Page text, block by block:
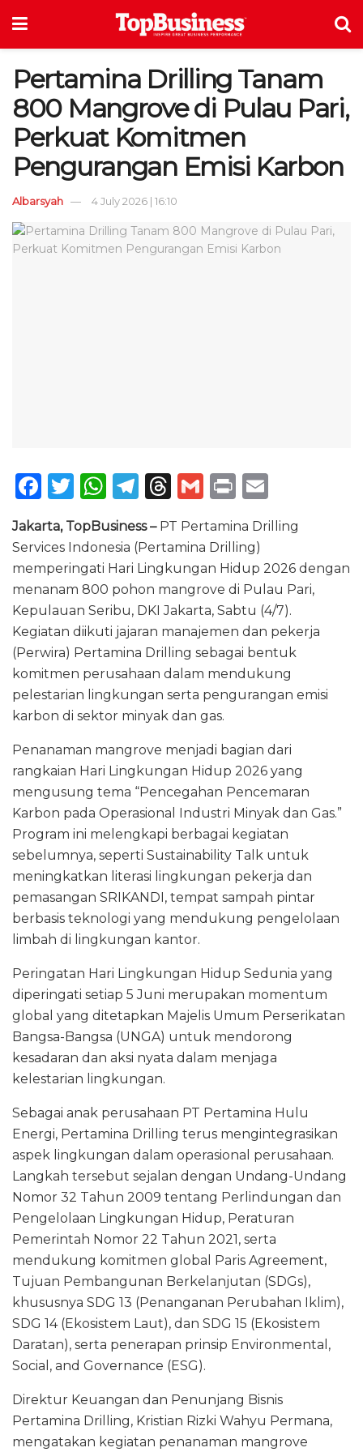
Pertamina Drilling Tanam
800 Mangrove di Pulau Pari,
Perkuat Komitmen
Pengurangan Emisi Karbon
Albarsyah 4 July 2026 | 16:10
F
c
e
b
o
o
k
T
w
it
te
r
W
h
a
ts
A
p
p
T
e
g
ra
m
T
re
a
d
s
G
ai
l
P
n
t
m
ai
l
Jakarta, TopBusiness – PT Pertamina Drilling
Services Indonesia (Pertamina Drilling)
memperingati Hari Lingkungan Hidup 2026 dengan
menanam 800 pohon mangrove di Pulau Pari,
Kepulauan Seribu, DKI Jakarta, Sabtu (4/7).
Kegiatan diikuti jajaran manajemen dan pekerja
(Perwira) Pertamina Drilling sebagai bentuk
komitmen perusahaan dalam mendukung
pelestarian lingkungan serta pengurangan emisi
karbon di sektor minyak dan gas.
Penanaman mangrove menjadi bagian dari
rangkaian Hari Lingkungan Hidup 2026 yang
mengusung tema “Pencegahan Pencemaran
Karbon pada Operasional Industri Minyak dan Gas.”
Program ini melengkapi berbagai kegiatan
sebelumnya, seperti Sustainability Talk untuk
meningkatkan literasi lingkungan pekerja dan
pemasangan SRIKANDI, tempat sampah pintar
berbasis teknologi yang mendukung pengelolaan
limbah di lingkungan kantor.
Peringatan Hari Lingkungan Hidup Sedunia yang
diperingati setiap 5 Juni merupakan momentum
global yang ditetapkan Majelis Umum Perserikatan
Bangsa-Bangsa (UNGA) untuk mendorong
kesadaran dan aksi nyata dalam menjaga
kelestarian lingkungan.
Sebagai anak perusahaan PT Pertamina Hulu
Energi, Pertamina Drilling terus mengintegrasikan
aspek lingkungan dalam operasional perusahaan.
Langkah tersebut sejalan dengan Undang-Undang
Nomor 32 Tahun 2009 tentang Perlindungan dan
Pengelolaan Lingkungan Hidup, Peraturan
Pemerintah Nomor 22 Tahun 2021, serta
mendukung komitmen global Paris Agreement,
Tujuan Pembangunan Berkelanjutan (SDGs),
khususnya SDG 13 (Penanganan Perubahan Iklim),
SDG 14 (Ekosistem Laut), dan SDG 15 (Ekosistem
Daratan), serta penerapan prinsip Environmental,
Social, and Governance (ESG).
Direktur Keuangan dan Penunjang Bisnis
Pertamina Drilling, Kristian Rizki Wahyu Permana,
mengatakan kegiatan penanaman mangrove